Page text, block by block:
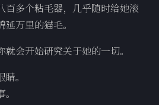
百多个粘毛器，几乎随时给她滚
万里的猫毛。
会开始研究关于她的一切。
。